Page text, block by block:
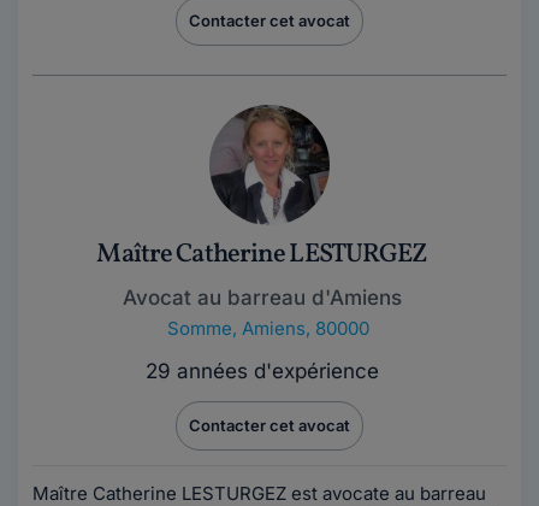
Contacter cet avocat
Maître Catherine LESTURGEZ
Avocat au barreau d'Amiens
Somme, Amiens, 80000
29 années d'expérience
Contacter cet avocat
Maître Catherine LESTURGEZ est avocate au barreau